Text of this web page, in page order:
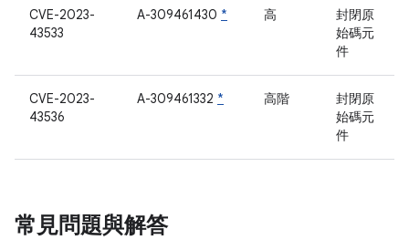
CVE-2023-
43533
A-309461430 * 高
封閉原
始碼元
件
CVE-2023-
43536
A-309461332 * 高階
封閉原
始碼元
件
常見問題與解答